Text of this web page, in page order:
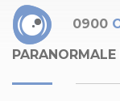
0900